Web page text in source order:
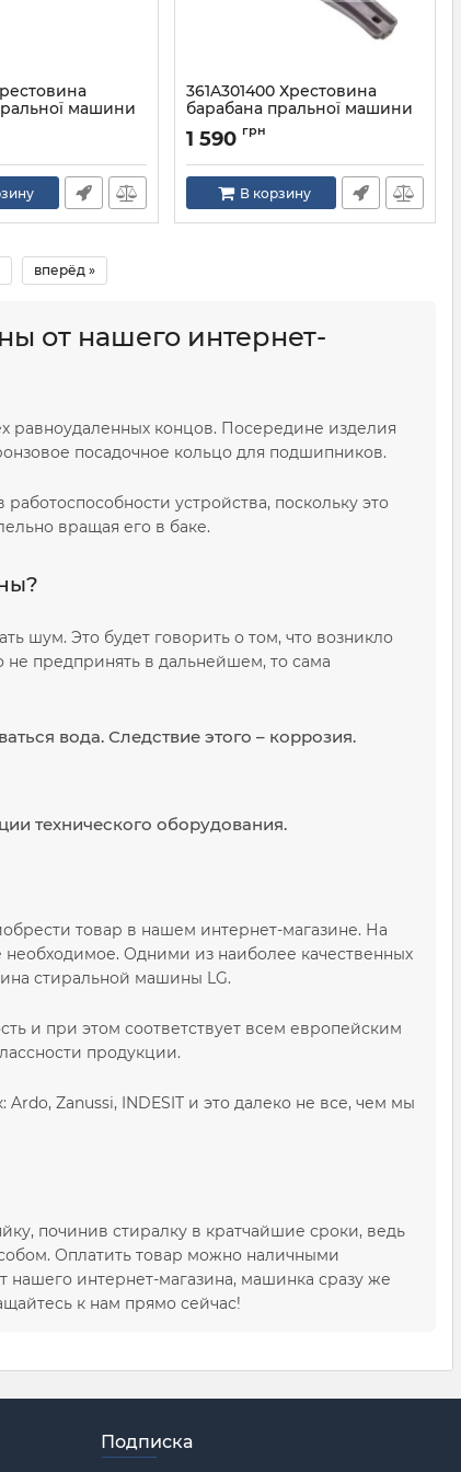
машини
361A301400 Хрестовина
барабана пральної машини
Daewoo cod 760
Артикул:
1 590 грн
В корзину
вперёд »
от нашего интернет-
равноудаленных концов. Посередине изделия
посадочное кольцо для подшипников.
устройства, поскольку это
вращая его в баке.
шум. Это будет говорить о том, что возникло
предпринять в дальнейшем, то сама
вода. Следствие этого – коррозия.
технического оборудования.
товар в нашем интернет-магазине. На
Одними из наиболее качественных
стиральной машины LG.
и при этом соответствует всем европейским
продукции.
Zanussi, INDESIT и это далеко не все, чем мы
починив стиралку в кратчайшие сроки, ведь
Оплатить товар можно наличными
нашего интернет-магазина, машинка сразу же
к нам прямо сейчас!
Подписка